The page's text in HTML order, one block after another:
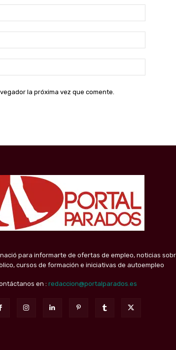
web:
la próxima vez que comente.
para informarte de ofertas de empleo, noticias
cursos de formación e iniciativas de autoempleo
en : redaccion@portalparados.es